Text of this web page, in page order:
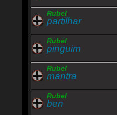
Rubel
partilhar
Rubel
pinguim
Rubel
mantra
Rubel
ben